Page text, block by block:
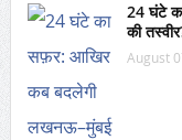
24 घंटे
की
August